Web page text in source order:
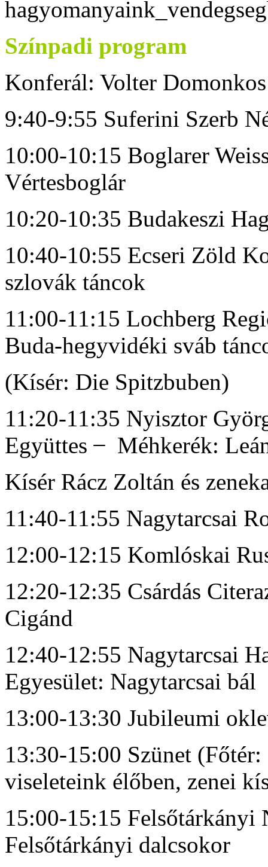
Színpadi program
Konferál: Volter Domonkos
9:40-9:55 Suferini Szerb
10:00-10:15 Boglarer
Vértesboglár
10:20-10:35 Budakeszi
10:40-10:55 Ecseri Zöld
szlovák táncok
11:00-11:15 Lochberg
Buda-hegyvidéki sváb
(Kísér: Die Spitzbuben)
11:20-11:35 Nyisztor
Együttes ̶ Méhkerék:
Kísér Rácz Zoltán és
11:40-11:55 Nagytarcsai
12:00-12:15 Komlóskai
12:20-12:35 Csárdás
Cigánd
12:40-12:55 Nagytarcsai
Egyesület: Nagytarcsai bál
13:00-13:30 Jubileumi
13:30-15:00 Szünet
viseleteink élőben, zenei
15:00-15:15 Felsőtárkányi
Felsőtárkányi dalcsokor